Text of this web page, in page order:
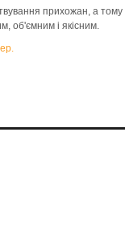
прихожан, а
об'ємним і якісним.